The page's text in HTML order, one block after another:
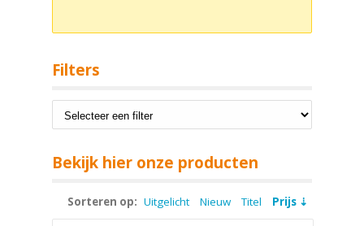
Filters
Bekijk hier onze producten
Sorteren op: Uitgelicht Nieuw Titel Prijs